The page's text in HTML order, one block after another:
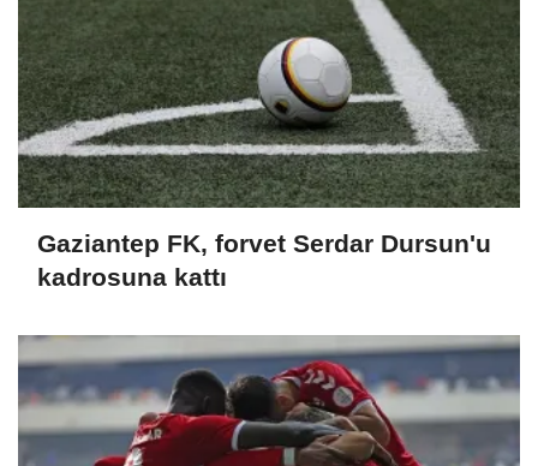
Gaziantep FK, forvet Serdar Dursun'u
kadrosuna kattı